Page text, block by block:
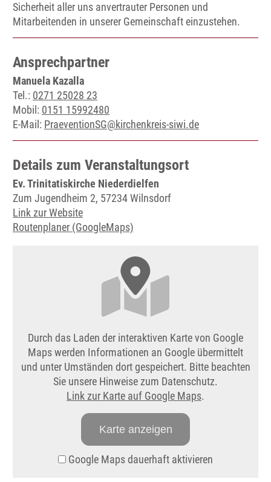
Sicherheit aller uns anvertrauter Personen und
Mitarbeitenden in unserer Gemeinschaft einzustehen.
Ansprechpartner
Manuela Kazalla
Tel.: 0271 25028 23
Mobil: 0151 15992480
E-Mail: PraeventionSG@kirchenkreis-siwi.de
Details zum Veranstaltungsort
Ev. Trinitatiskirche Niederdielfen
Zum Jugendheim 2, 57234 Wilnsdorf
Link zur Website
Routenplaner (GoogleMaps)
Durch das Laden der interaktiven Karte von Google
Maps werden Informationen an Google übermittelt
und unter Umständen dort gespeichert. Bitte beachten
Sie unsere Hinweise zum Datenschutz.
Link zur Karte auf Google Maps.
Karte anzeigen
Google Maps dauerhaft aktivieren